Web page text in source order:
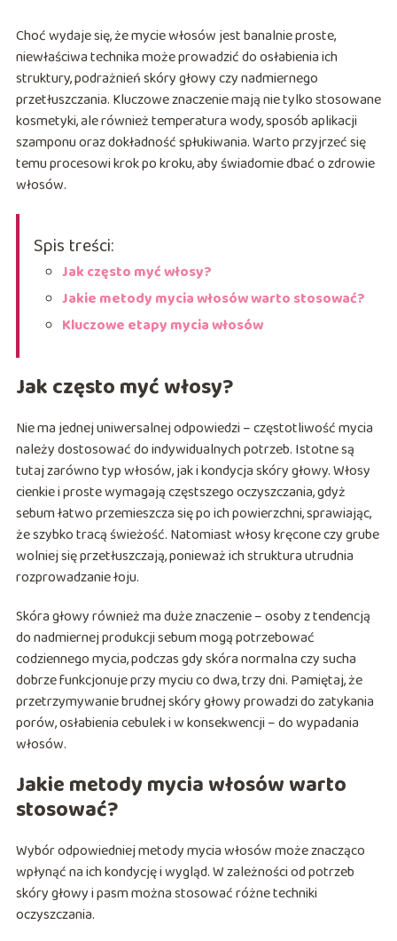
Choć wydaje się, że mycie włosów jest banalnie proste,
niewłaściwa technika może prowadzić do osłabienia ich
struktury, podrażnień skóry głowy czy nadmiernego
przetłuszczania. Kluczowe znaczenie mają nie tylko stosowane
kosmetyki, ale również temperatura wody, sposób aplikacji
szamponu oraz dokładność spłukiwania. Warto przyjrzeć się
temu procesowi krok po kroku, aby świadomie dbać o zdrowie
włosów.
Spis treści:
Jak często myć włosy?
Jakie metody mycia włosów warto stosować?
Kluczowe etapy mycia włosów
Jak często myć włosy?
Nie ma jednej uniwersalnej odpowiedzi – częstotliwość mycia
należy dostosować do indywidualnych potrzeb. Istotne są
tutaj zarówno typ włosów, jak i kondycja skóry głowy. Włosy
cienkie i proste wymagają częstszego oczyszczania, gdyż
sebum łatwo przemieszcza się po ich powierzchni, sprawiając,
że szybko tracą świeżość. Natomiast włosy kręcone czy grube
wolniej się przetłuszczają, ponieważ ich struktura utrudnia
rozprowadzanie łoju.
Skóra głowy również ma duże znaczenie – osoby z tendencją
do nadmiernej produkcji sebum mogą potrzebować
codziennego mycia, podczas gdy skóra normalna czy sucha
dobrze funkcjonuje przy myciu co dwa, trzy dni. Pamiętaj, że
przetrzymywanie brudnej skóry głowy prowadzi do zatykania
porów, osłabienia cebulek i w konsekwencji – do wypadania
włosów.
Jakie metody mycia włosów warto
stosować?
Wybór odpowiedniej metody mycia włosów może znacząco
wpłynąć na ich kondycję i wygląd. W zależności od potrzeb
skóry głowy i pasm można stosować różne techniki
oczyszczania.